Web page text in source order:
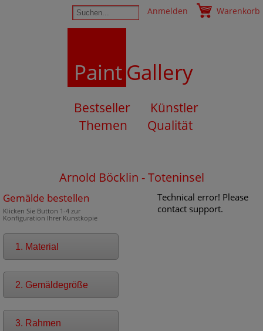
Anmelden Warenkorb
PaintGallery
Bestseller
Künstler
Themen
Qualität
Arnold Böcklin - Toteninsel
Gemälde bestellen
Klicken Sie Button 1-4 zur
Konfiguration Ihrer Kunstkopie
1. Material
2. Gemäldegröße
3. Rahmen
Technical error! Please
contact support.